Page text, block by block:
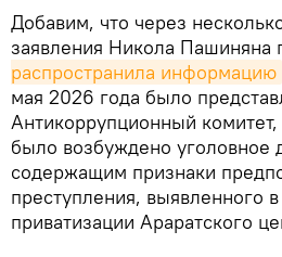
Добавим, что через
заявления Никола Пашиняна
распространила информацию
мая 2026 года было
Антикоррупционный
было возбуждено уголовное
содержащим признаки
преступления, выявленного
приватизации Араратского